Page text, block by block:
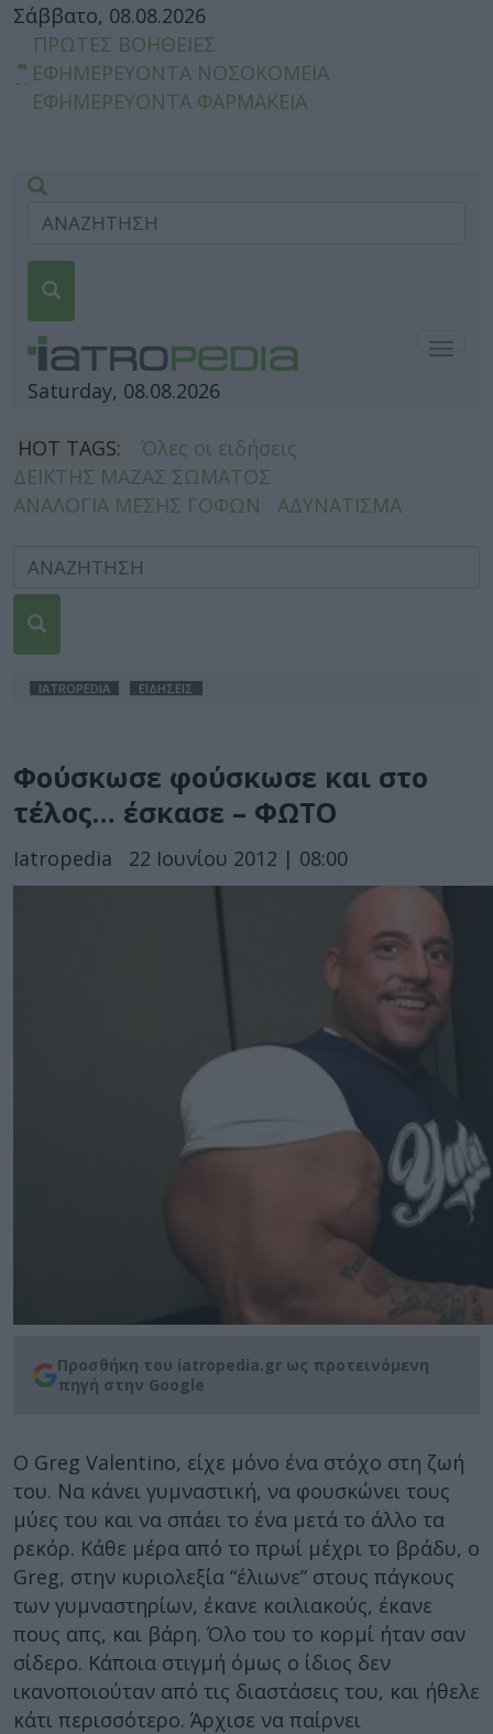
Σάββατο, 08.08.2026
ΠΡΩΤΕΣ ΒΟΗΘΕΙΕΣ
ΕΦΗΜΕΡΕΥΟΝΤΑ ΝΟΣΟΚΟΜΕΙΑ
ΕΦΗΜΕΡΕΥΟΝΤΑ ΦΑΡΜΑΚΕΙΑ
Saturday, 08.08.2026
HOT TAGS:
Όλες οι ειδήσεις
ΔΕΙΚΤΗΣ ΜΑΖΑΣ ΣΩΜΑΤΟΣ
ΑΝΑΛΟΓΙΑ ΜΕΣΗΣ ΓΟΦΩΝ
ΑΔΥΝΑΤΙΣΜΑ
IATROPEDIA ΕΙΔΗΣΕΙΣ
Φούσκωσε φούσκωσε και στο
τέλος… έσκασε – ΦΩΤΟ
Iatropedia 22 Ιουνίου 2012 | 08:00
Προσθήκη του iatropedia.gr ως προτεινόμενη
πηγή στην Google
Ο Greg Valentino, είχε μόνο ένα στόχο στη ζωή
του. Να κάνει γυμναστική, να φουσκώνει τους
μύες του και να σπάει το ένα μετά το άλλο τα
ρεκόρ. Κάθε μέρα από το πρωί μέχρι το βράδυ, ο
Greg, στην κυριολεξία “έλιωνε” στους πάγκους
των γυμναστηρίων, έκανε κοιλιακούς, έκανε
πους απς, και βάρη. Όλο του το κορμί ήταν σαν
σίδερο. Κάποια στιγμή όμως ο ίδιος δεν
ικανοποιούταν από τις διαστάσεις του, και ήθελε
κάτι περισσότερο. Άρχισε να παίρνει